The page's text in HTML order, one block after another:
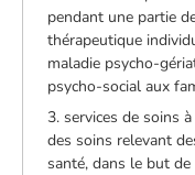
pendant une partie
thérapeutique
maladie psycho-
psycho-social aux
3. services de soins
des soins relevant
santé, dans le but